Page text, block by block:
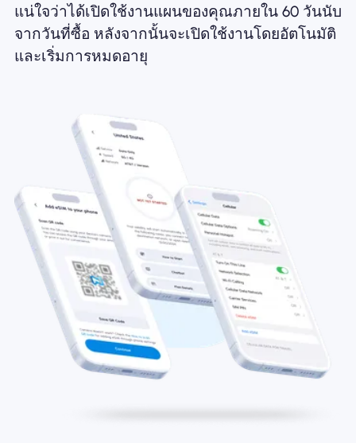
แน่ใจว่าได้เปิดใช้งานแผนของคุณภายใน 60 วันนับ
จากวันที่ซื้อ หลังจากนั้นจะเปิดใช้งานโดยอัตโนมัติ
และเริ่มการหมดอายุ